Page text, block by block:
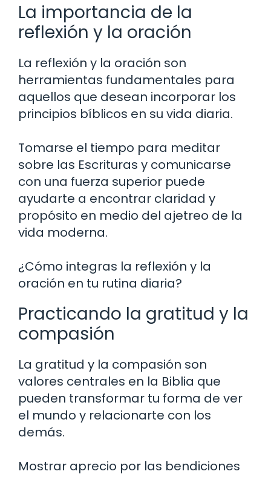
La importancia de la
reflexión y la oración
La reflexión y la oración son
herramientas fundamentales para
aquellos que desean incorporar los
principios bíblicos en su vida diaria.
Tomarse el tiempo para meditar
sobre las Escrituras y comunicarse
con una fuerza superior puede
ayudarte a encontrar claridad y
propósito en medio del ajetreo de la
vida moderna.
¿Cómo integras la reflexión y la
oración en tu rutina diaria?
Practicando la gratitud y la
compasión
La gratitud y la compasión son
valores centrales en la Biblia que
pueden transformar tu forma de ver
el mundo y relacionarte con los
demás.
Mostrar aprecio por las bendiciones